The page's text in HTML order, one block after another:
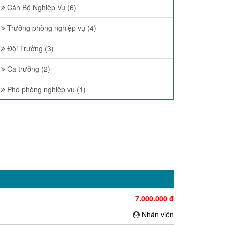
Cán Bộ Nghiệp Vụ (6)
Trưởng phòng nghiệp vụ (4)
Đội Trưởng (3)
Ca trưởng (2)
Phó phòng nghiệp vụ (1)
7.000.000 đ
Nhân viên